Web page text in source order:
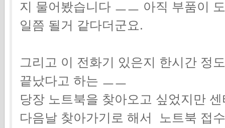
지 물어봤습니다 ㅡㅡ 아직 부품이
일쯤 될거 같다더군요.
그리고 이 전화기 있은지 한시간 정
끝났다고 하는 ㅡㅡ
당장 노트북을 찾아오고 싶었지만
다음날 찾아가기로 해서 노트북 접